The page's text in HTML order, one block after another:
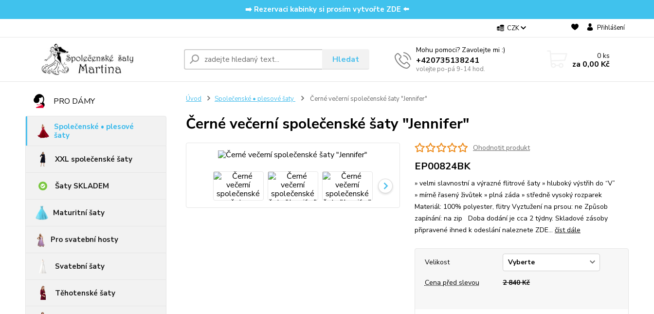
➡️ Rezervaci kabinky si prosím vytvořte ZDE ⬅️
CZK Přihlášení
Hledat
Mohu pomoci? Zavolejte mi :)
‭+420735138241
volejte po-pá 9-14 hod.
0ks
za 0,00 Kč
PRO DÁMY
Společenské • plesové
šaty
XXL společenské šaty
Šaty SKLADEM
Maturitní šaty
Pro svatební hosty
Svatební šaty
Těhotenské šaty
Úvod Společenské • plesové šaty Černé večerní společenské šaty "Jennifer"
Černé večerní společenské šaty "Jennifer"
Ohodnotit produkt
EP00824BK
» velmi slavnostní a výrazné flitrové šaty » hluboký výstřih do “V”
» mírně řasený živůtek » plná záda » středně vysoký rozparek
Materiál: 100% polyester, flitry Vyztužení na prsou: ne Způsob
zapínání: na zip Doba dodání je cca 2 týdny. Skladové zásoby
připravené ihned k odeslání naleznete ZDE... číst dále
Velikost
Cena před slevou 2 840 Kč